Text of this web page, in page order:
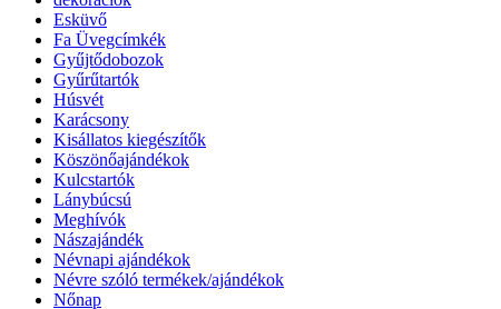
Esküvő
Fa Üvegcímkék
Gyűjtődobozok
Gyűrűtartók
Húsvét
Karácsony
Kisállatos kiegészítők
Köszönőajándékok
Kulcstartók
Lánybúcsú
Meghívók
Nászajándék
Névnapi ajándékok
Névre szóló termékek/ajándékok
Nőnap